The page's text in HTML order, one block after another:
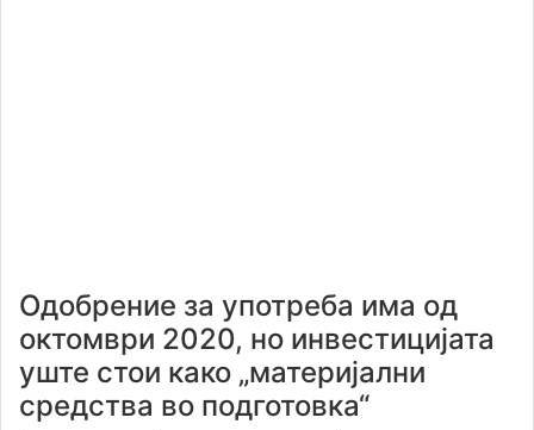
Одобрение за употреба има од
октомври 2020, но инвестицијата
уште стои како „материјални
средства во подготовка“